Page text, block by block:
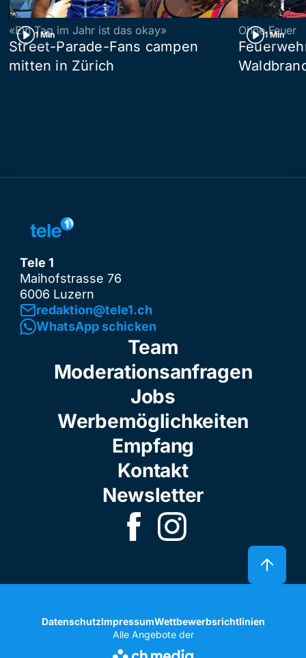
1 Min
«Ein Tag im Jahr ist das okay»
Street-Parade-Fans campen
mitten in Zürich
1 Min
Ohne Feuer
Tele 1
Maihofstrasse 76
6006 Luzern
redaktion@tele1.ch
WhatsApp schicken
Team
Moderationsanfragen
Jobs
Werbemöglichkeiten
Empfang
Kontakt
Newsletter
DatenschutzImpressumWettbewerbsrichtlinien
Alle Angebote der